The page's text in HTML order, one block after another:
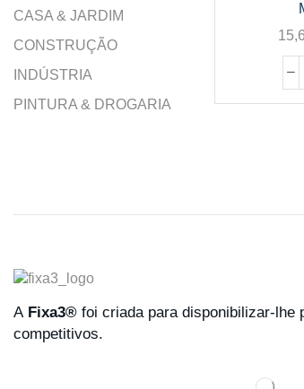
CASA & JARDIM
CONSTRUÇÃO
INDÚSTRIA
PINTURA & DROGARIA
A Fixa3® foi criada para disponibilizar-lhe
competitivos.